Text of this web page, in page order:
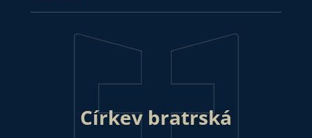
Církev bratrská